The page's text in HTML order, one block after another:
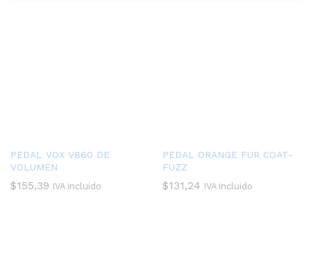
PEDAL VOX V860 DE
VOLUMEN
$155,39 IVA incluido
PEDAL ORANGE FUR COAT-
FUZZ
$131,24 IVA incluido